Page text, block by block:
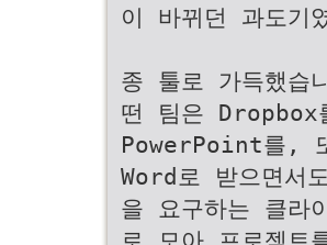
이 바뀌던 과도기
종 툴로 가득했
떤 팀은 Dropbox
PowerPoint를,
Word로 받으면서
을 요구하는 클라